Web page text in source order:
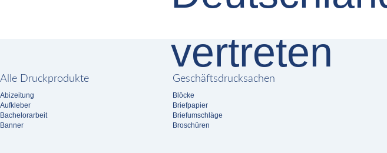
Alle Druckprodukte
Abizeitung
Aufkleber
Bachelorarbeit
Banner
Geschäftsdrucksachen
Blöcke
Briefpapier
Briefumschläge
Broschüren